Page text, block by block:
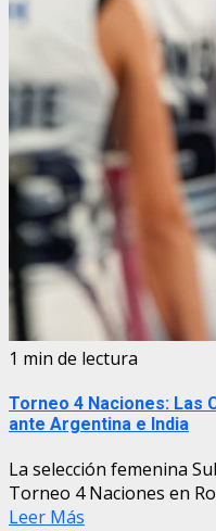
1 min de lectura
Torneo 4 Naciones: Las
ante Argentina e India
La selección femenina
Torneo 4 Naciones en
Leer Más